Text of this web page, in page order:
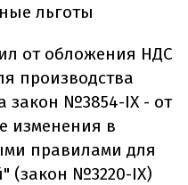
льготы
от обложения НДС
производства
закон №3854-IX - от
изменения в
правилами для
(закон №3220-ІХ)